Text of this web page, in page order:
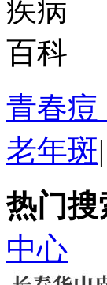
疾病
百科
青春痘
老年斑|
热门搜
中心